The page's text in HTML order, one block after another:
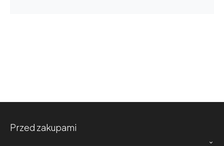
Przed zakupami
